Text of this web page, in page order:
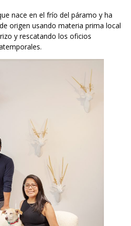
nace en el frío del páramo y ha
origen usando materia prima local
y rescatando los oficios